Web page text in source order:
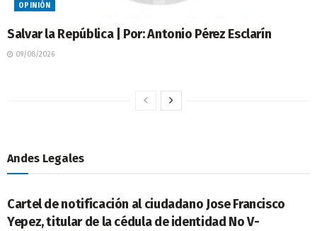
OPINIÓN
Salvar la República | Por: Antonio Pérez Esclarín
09/08/2026
Andes Legales
LEGALES
Cartel de notificación al ciudadano Jose Francisco
Yepez, titular de la cédula de identidad No V-